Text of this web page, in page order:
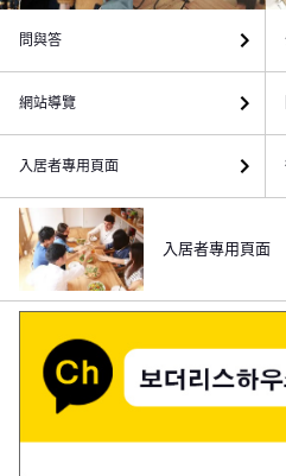
問與答
網站導覽
入居者專用頁面
入居者專用頁面